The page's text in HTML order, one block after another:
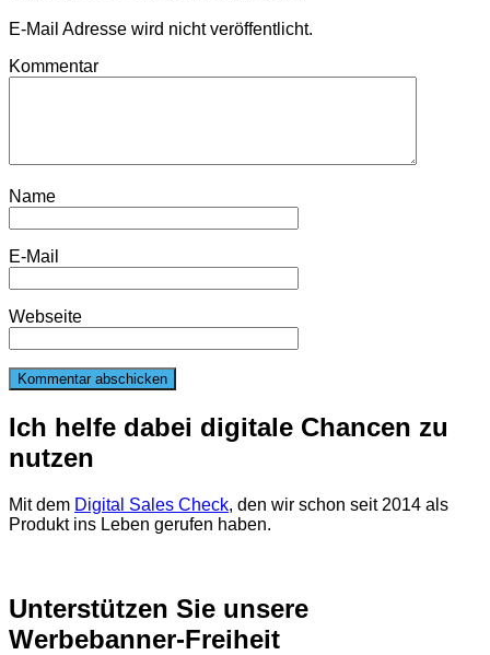
E-Mail Adresse wird nicht veröffentlicht.
Kommentar
Name
E-Mail
Webseite
Ich helfe dabei digitale Chancen zu
nutzen
Mit dem Digital Sales Check, den wir schon seit 2014 als
Produkt ins Leben gerufen haben.
Unterstützen Sie unsere
Werbebanner-Freiheit